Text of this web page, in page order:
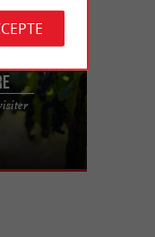
VIGNOBLE
DEUX-